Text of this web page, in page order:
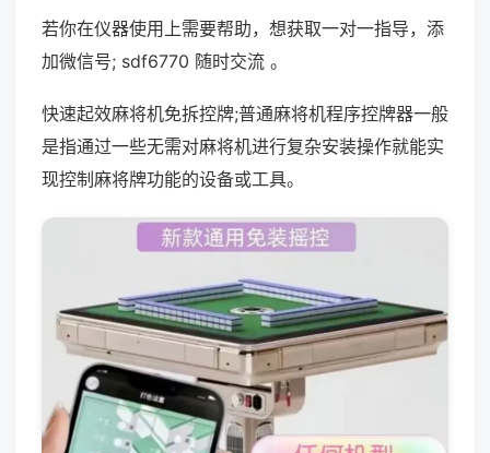
若你在仪器使用上需要帮助，想获取一对一指导，添
加微信号; sdf6770 随时交流 。
快速起效麻将机免拆控牌;普通麻将机程序控牌器一般
是指通过一些无需对麻将机进行复杂安装操作就能实
现控制麻将牌功能的设备或工具。